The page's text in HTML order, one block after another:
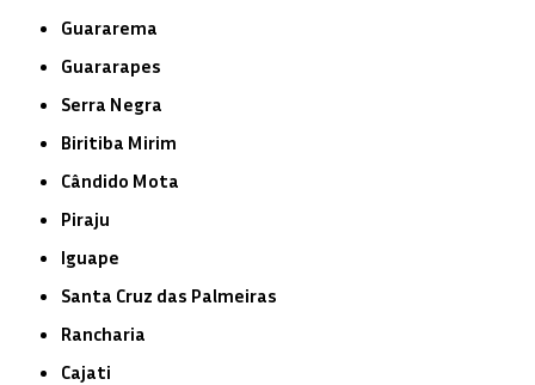
Guararema
Guararapes
Serra Negra
Biritiba Mirim
Cândido Mota
Piraju
Iguape
Santa Cruz das Palmeiras
Rancharia
Cajati